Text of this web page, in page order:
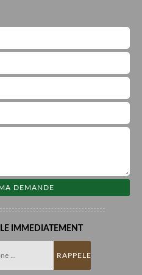
IMMEDIATEMENT